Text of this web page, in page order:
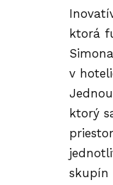
ktorá
v
ktorý
skupín